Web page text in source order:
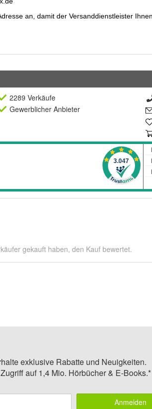
2289 Verkäufe
Gewerblicher Anbieter
gekauft haben, den Kauf bewertet.
exklusive Rabatte und Neuigkeiten.
auf 1,4 Mio. Hörbücher & E-Books.*
Anmelden